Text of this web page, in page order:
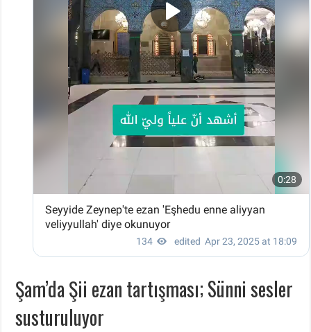
Şam’da Şii ezan tartışması; Sünni sesler
susturuluyor